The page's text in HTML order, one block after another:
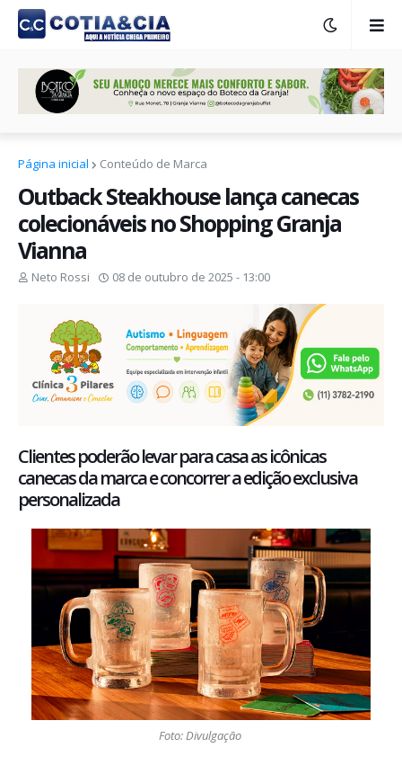
Página inicial Conteúdo de Marca
Outback Steakhouse lança canecas
colecionáveis no Shopping Granja
Vianna
Neto Rossi 08 de outubro de 2025 - 13:00
Clientes poderão levar para casa as icônicas
canecas da marca e concorrer a edição exclusiva
personalizada
Foto: Divulgação